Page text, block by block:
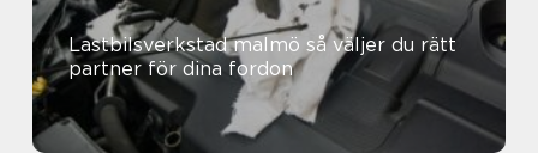
Lastbilsverkstad malmö så väljer du rätt
partner för dina fordon